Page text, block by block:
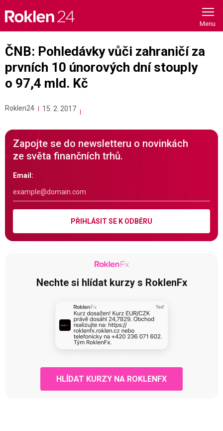
content
ČNB: Pohledávky vůči zahraničí za
prvních 10 únorových dní stouply
o 97,4 mld. Kč
Roklen24 15. 2. 2017
Zapojte se do newsletteru o novinkách
ze světa finančních trhů.
Email:
PŘIHLÁSIT SE K ODBĚRU
Nechte si hlídat kurzy s RoklenFx
HLÍDAT KURZY NA ROKLENFX